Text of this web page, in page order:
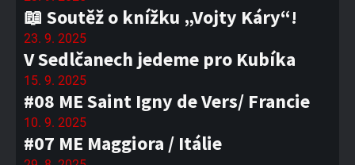
📖 Soutěž o knížku „Vojty Káry“!
23. 9. 2025
V Sedlčanech jedeme pro Kubíka
15. 9. 2025
#08 ME Saint Igny de Vers/ Francie
10. 9. 2025
#07 ME Maggiora / Itálie